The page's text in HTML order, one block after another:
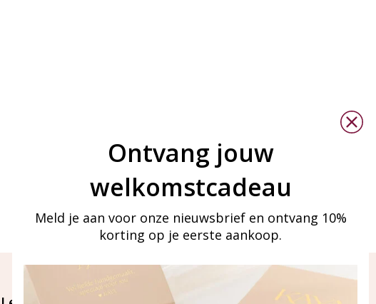
Ontvang jouw
welkomstcadeau
Meld je aan voor onze nieuwsbrief en ontvang 10%
korting op je eerste aankoop.